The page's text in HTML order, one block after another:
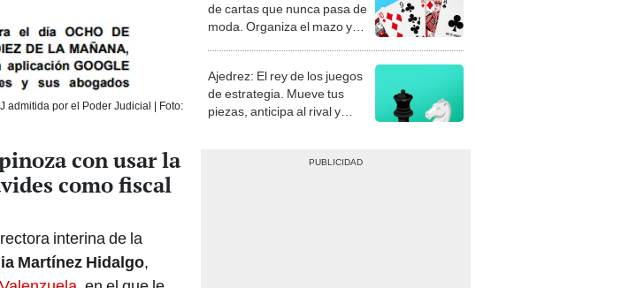
admitida por el Poder Judicial | Foto:
con usar la
como fiscal
interina de la
Martínez Hidalgo,
de cartas que nunca pasa de
moda. Organiza el mazo y
Ajedrez: El rey de los juegos
de estrategia. Mueve tus
piezas, anticipa al rival y